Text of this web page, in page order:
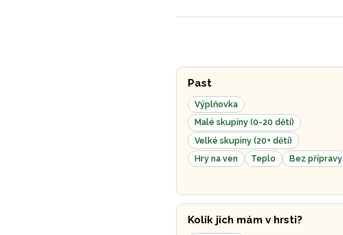
Past
Výplňovka
Malé skupiny (0-20 dětí)
Velké skupiny (20+ dětí)
Hry na ven
Teplo Bez přípravy
Kolik jich mám v hrsti?